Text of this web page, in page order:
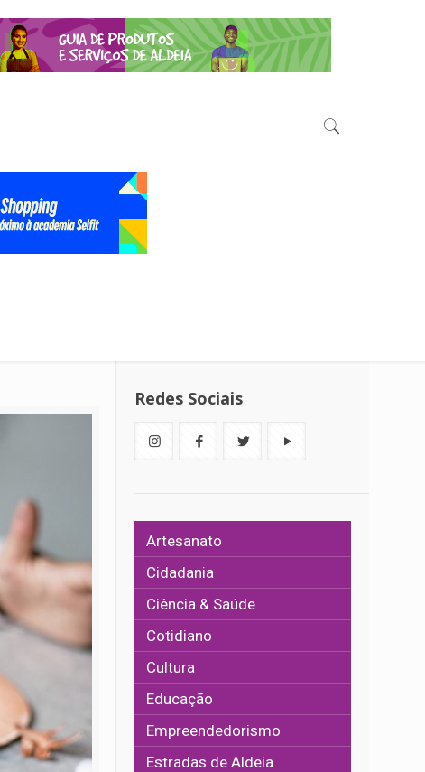
Redes Sociais
Artesanato
Cidadania
Ciência & Saúde
Cotidiano
Cultura
Educação
Empreendedorismo
Estradas de Aldeia